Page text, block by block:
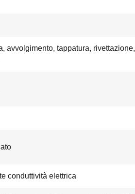
avvolgimento, tappatura, rivettazione,
conduttività elettrica